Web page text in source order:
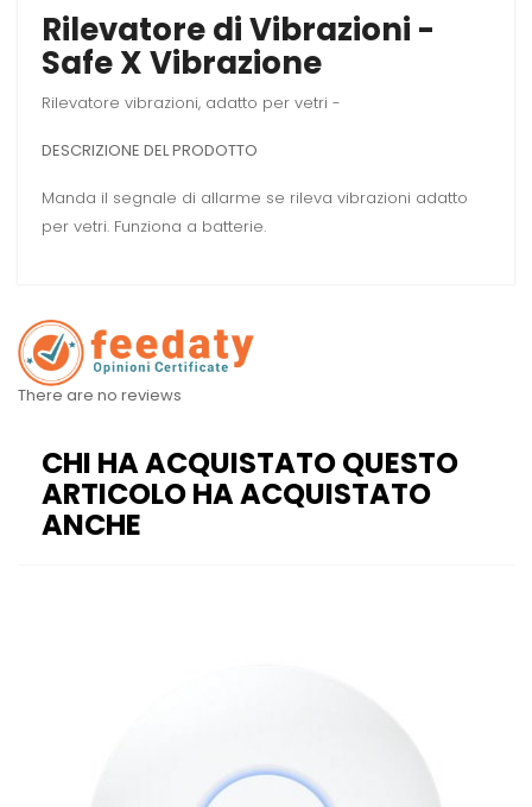
Rilevatore di Vibrazioni -
Safe X Vibrazione
Rilevatore vibrazioni, adatto per vetri -
DESCRIZIONE DEL PRODOTTO
Manda il segnale di allarme se rileva vibrazioni adatto
per vetri. Funziona a batterie.
There are no reviews
CHI HA ACQUISTATO QUESTO
ARTICOLO HA ACQUISTATO
ANCHE